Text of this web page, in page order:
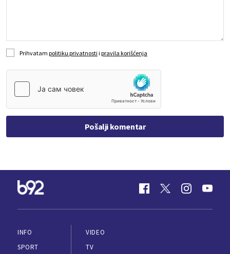
Prihvatam politiku privatnosti i pravila korišćenja
Pošalji komentar
INFO
SPORT
VIDEO
TV